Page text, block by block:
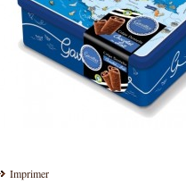
Imprimer